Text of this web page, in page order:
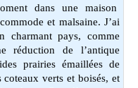
dans une maison
et malsaine. J’ai
charmant pays, comme
réduction de l’antique
prairies émaillées de
coteaux verts et boisés, et